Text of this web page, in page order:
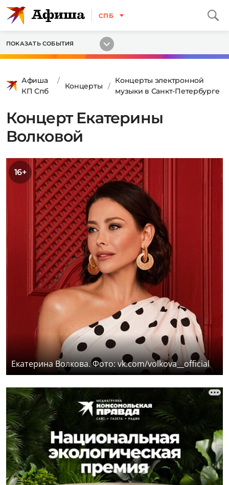
СПБ
ПОКАЗАТЬ СОБЫТИЯ
Афиша
КП Спб
Концерты
Концерты электронной
музыки в Санкт-Петербурге
Концерт Екатерины
Волковой
16+
Екатерина Волкова. Фото: vk.com/volkova__official